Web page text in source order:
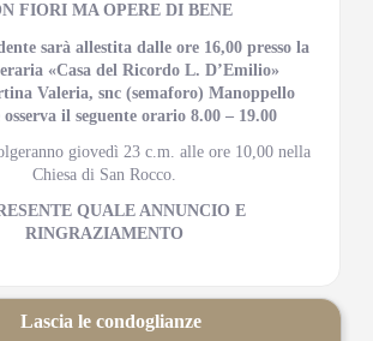
FIORI MA OPERE DI BENE
sarà allestita dalle ore 16,00 presso la
«Casa del Ricordo L. D’Emilio»
Valeria, snc (semaforo) Manoppello
osserva il seguente orario 8.00 – 19.00
giovedì 23 c.m. alle ore 10,00 nella
Chiesa di San Rocco.
QUALE ANNUNCIO E
RINGRAZIAMENTO
Lascia le condoglianze